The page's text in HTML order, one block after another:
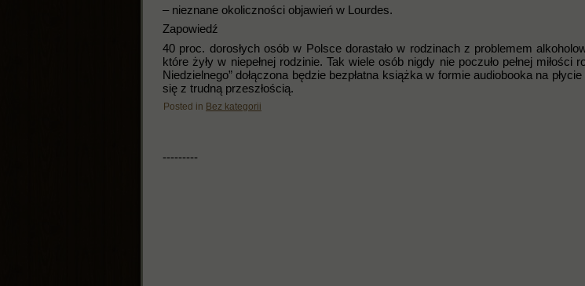
– nieznane okoliczności objawień w Lourdes.
Zapowiedź
40 proc. dorosłych osób w Polsce dorastało w rodzinach z problemem
które żyły w niepełnej rodzinie. Tak wiele osób nigdy nie poczuło pełnej miłości
Niedzielnego” dołączona będzie bezpłatna książka w formie audiobooka na
się z trudną przeszłością.
Posted in Bez kategorii
---------